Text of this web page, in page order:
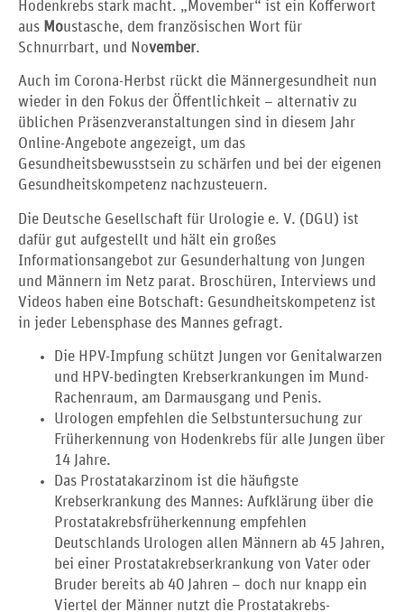
Hodenkrebs stark macht. „Movember“ ist ein Kofferwort
aus Moustasche, dem französischen Wort für
Schnurrbart, und November.
Auch im Corona-Herbst rückt die Männergesundheit nun
wieder in den Fokus der Öffentlichkeit – alternativ zu
üblichen Präsenzveranstaltungen sind in diesem Jahr
Online-Angebote angezeigt, um das
Gesundheitsbewusstsein zu schärfen und bei der eigenen
Gesundheitskompetenz nachzusteuern.
Die Deutsche Gesellschaft für Urologie e. V. (DGU) ist
dafür gut aufgestellt und hält ein großes
Informationsangebot zur Gesunderhaltung von Jungen
und Männern im Netz parat. Broschüren, Interviews und
Videos haben eine Botschaft: Gesundheitskompetenz ist
in jeder Lebensphase des Mannes gefragt.
Die HPV-Impfung schützt Jungen vor Genitalwarzen
und HPV-bedingten Krebserkrankungen im Mund-
Rachenraum, am Darmausgang und Penis.
Urologen empfehlen die Selbstuntersuchung zur
Früherkennung von Hodenkrebs für alle Jungen über
14 Jahre.
Das Prostatakarzinom ist die häufigste
Krebserkrankung des Mannes: Aufklärung über die
Prostatakrebsfrüherkennung empfehlen
Deutschlands Urologen allen Männern ab 45 Jahren,
bei einer Prostatakrebserkrankung von Vater oder
Bruder bereits ab 40 Jahren – doch nur knapp ein
Viertel der Männer nutzt die Prostatakrebs-